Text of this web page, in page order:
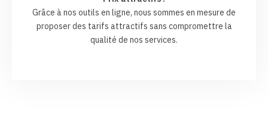
Grâce à nos outils en ligne, nous sommes en mesure de
proposer des tarifs attractifs sans compromettre la
qualité de nos services.